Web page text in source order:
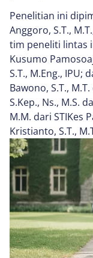
Penelitian ini
Anggoro, S.T.,
tim peneliti lintas
Kusumo
S.T., M.Eng., IPU;
Bawono, S.T.,
S.Kep., Ns., M.S.
M.M. dari STIKes
Kristianto, S.T.,